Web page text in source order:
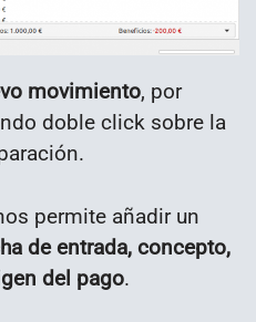
movimiento, por
doble click sobre la
permite añadir un
de entrada, concepto,
del pago.